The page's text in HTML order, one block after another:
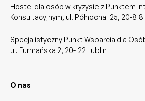
Hostel dla osób w kryzysie z Punktem
Konsultacyjnym, ul. Północna 125, 20-818
Specjalistyczny Punkt Wsparcia dla
ul. Furmańska 2, 20-122 Lublin
O nas